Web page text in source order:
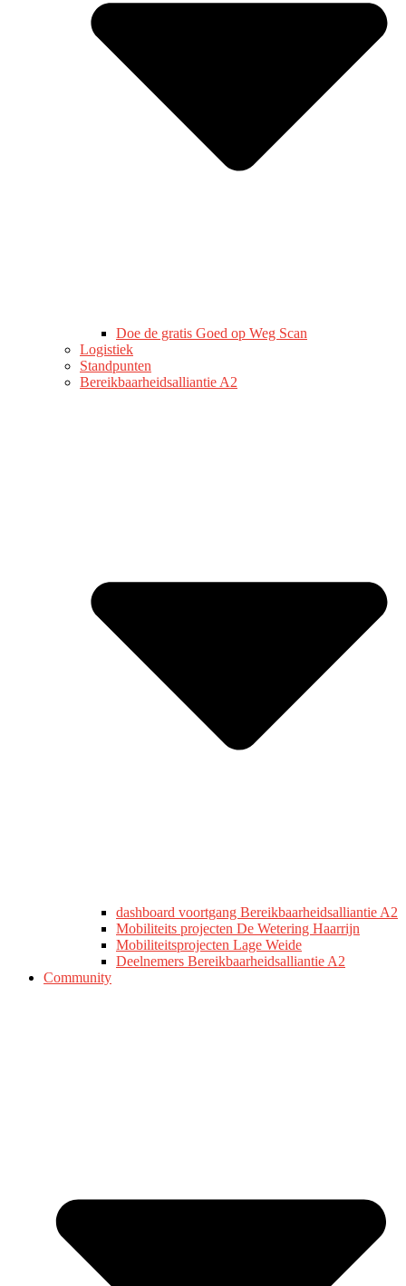
Doe de gratis Goed op Weg Scan
Logistiek
Standpunten
Bereikbaarheidsalliantie A2
dashboard voortgang Bereikbaarheidsalliantie A2
Mobiliteits projecten De Wetering Haarrijn
Mobiliteitsprojecten Lage Weide
Deelnemers Bereikbaarheidsalliantie A2
Community